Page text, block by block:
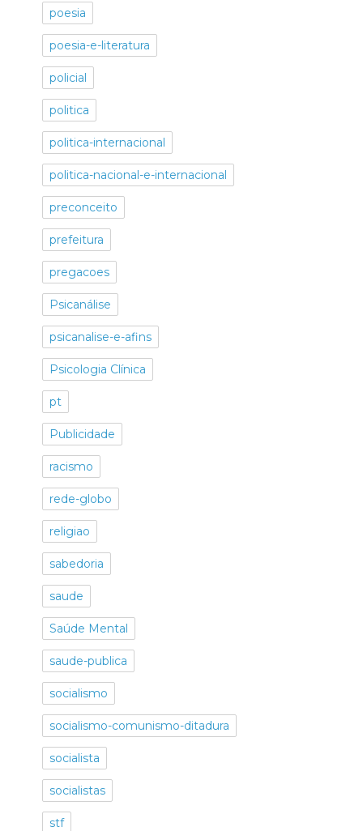
poesia
poesia-e-literatura
policial
politica
politica-internacional
politica-nacional-e-internacional
preconceito
prefeitura
pregacoes
Psicanálise
psicanalise-e-afins
Psicologia Clínica
pt
Publicidade
racismo
rede-globo
religiao
sabedoria
saude
Saúde Mental
saude-publica
socialismo
socialismo-comunismo-ditadura
socialista
socialistas
stf